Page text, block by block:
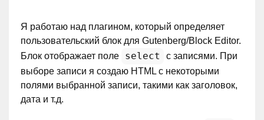
Я работаю над плагином, который определяет
пользовательский блок для Gutenberg/Block Editor.
Блок отображает поле
select
с записями. При
выборе записи я создаю HTML с некоторыми
полями выбранной записи, такими как заголовок,
дата и т.д.